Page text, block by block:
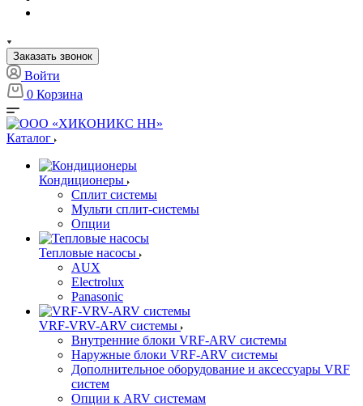
Заказать звонок
Войти
0 Корзина
Каталог
Кондиционеры
Сплит системы
Мульти сплит-системы
Опции
Тепловые насосы
AUX
Electrolux
Panasonic
VRF-VRV-ARV системы
Внутренние блоки VRF-ARV системы
Наружные блоки VRF-ARV системы
Дополнительное оборудование и аксессуары VRF
систем
Опции к ARV системам